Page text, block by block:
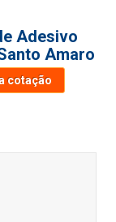
Adesivo
Amaro
cotação